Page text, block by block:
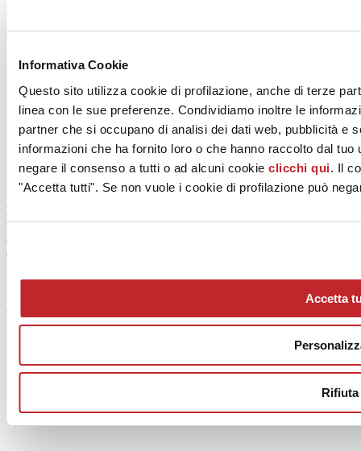
Informativa Cookie
Questo sito utilizza cookie di profilazione, anche di terze
linea con le sue preferenze. Condividiamo inoltre le
partner che si occupano di analisi dei dati web, pubblicità e
informazioni che ha fornito loro o che hanno raccolto dal
negare il consenso a tutti o ad alcuni cookie clicchi qui. Il
"Accetta tutti". Se non vuole i cookie di profilazione può
Accetta
Rifiuta
Chi siamo
Mog 231/01
Privacy
Cookie Policy
Credits
Colophon
Edi.Cer S.p.a. Società unipersonale
Viale Monte Santo, 40 - 41049 Sassuolo (MO) - Italy
Capitale Sociale: 2.500.000 euro - Codice fiscale e P.IVA
00853700367
tel. +39 0536 804585 - fax +39 0536 806510
© Ceramica.info, All Rights Reserved.